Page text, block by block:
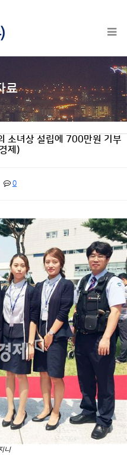
료
소녀상 설립에 700만원 기부
제)
0
니